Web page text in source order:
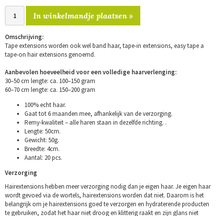
In winkelmandje plaatsen »
Omschrijving:
Tape extensions worden ook wel band haar, tape-in extensions, easy tape a
tape-on hair extensions genoemd.
Aanbevolen hoeveelheid voor een volledige haarverlenging:
30–50 cm lengte: ca. 100–150 gram
60–70 cm lengte: ca. 150–200 gram
100% echt haar.
Gaat tot 6 maanden mee, afhankelijk van de verzorging.
Remy-kwaliteit – alle haren staan in dezelfde richting. .
Lengte: 50cm.
Gewicht: 50g.
Breedte: 4cm.
Aantal: 20 pcs.
Verzorging
Hairextensions hebben meer verzorging nodig dan je eigen haar. Je eigen haar
wordt gevoed via de wortels, hairextensions worden dat niet. Daarom is het
belangrijk om je hairextensions goed te verzorgen en hydraterende producten
te gebruiken, zodat het haar niet droog en klitterig raakt en zijn glans niet